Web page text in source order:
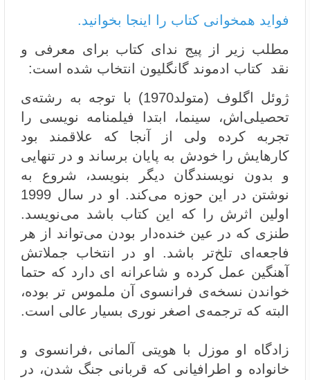
فواید همخوانی کتاب را اینجا بخوانید.
مطلب زیر از پیج ندای کتاب برای معرفی و
نقد کتاب ادموند گانگلیون انتخاب شده است:
ژوئل اگلوف (متولد1970) با توجه به رشته‌ی
تحصیلی‌اش، سینما، ابتدا فیلمنامه نویسی را
تجربه کرده ولی از آنجا که علاقمند بود
کارهایش را خودش به پایان برساند و در تنهایی
و بدون نویسندگان دیگر بنویسد، شروع به
نوشتن در این حوزه می‌کند. او در سال 1999
اولین اثرش را که این کتاب باشد می‌نویسد.
طنزی که در عین خنده‌دار بودن می‌تواند از هر
فاجعه‌ای تلخ‌تر باشد. او در انتخاب جملاتش
آهنگین عمل کرده و شاعرانه ای دارد که حتما
خواندن نسخه‌ی فرانسوی آن ملموس تر بوده،
البته که ترجمه‌ی اصغر نوری بسیار عالی است.
زادگاه او موزل با هویتی آلمانی ،فرانسوی و
خانواده و اطرافیانی که قربانی جنگ شدن، در